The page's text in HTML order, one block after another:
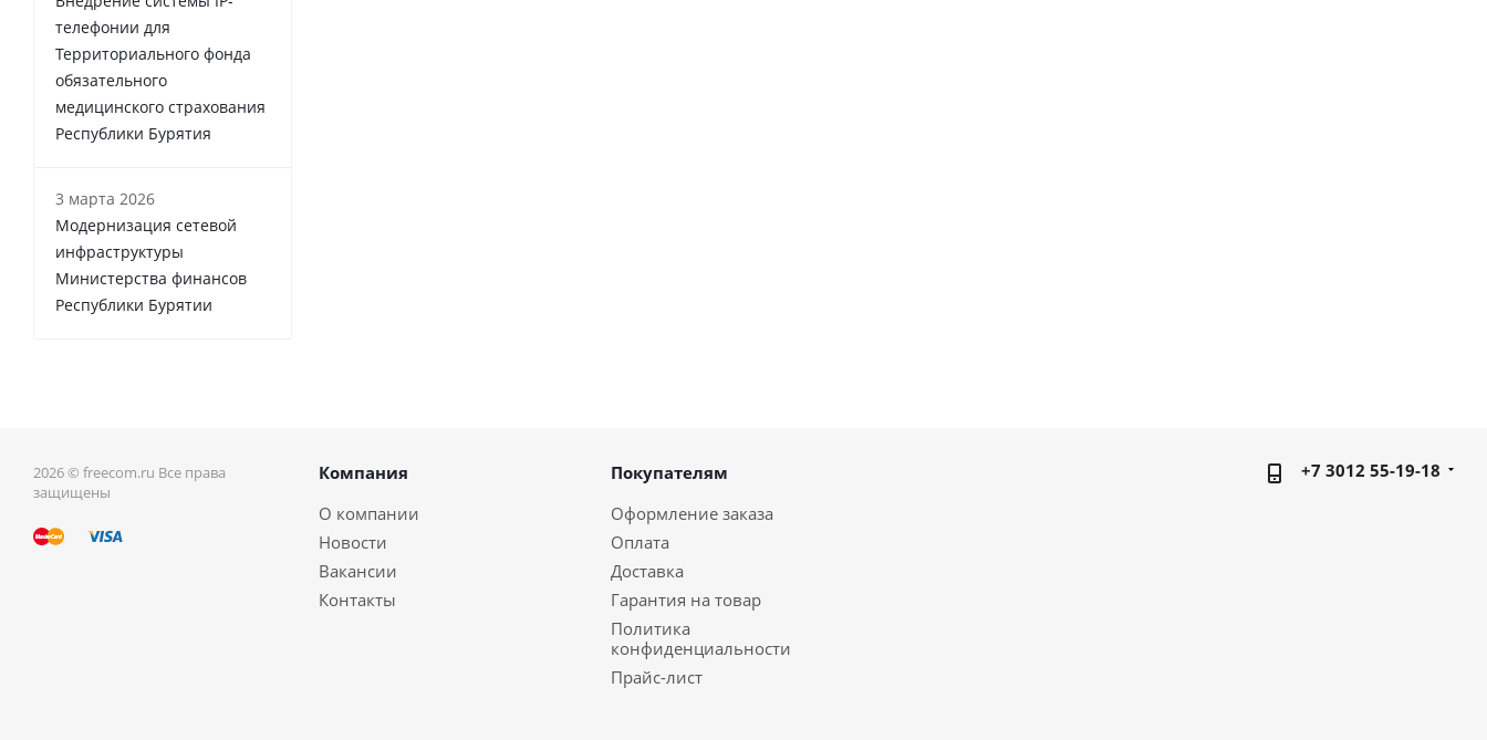
телефонии для
Территориального фонда
обязательного
медицинского страхования
Республики Бурятия
3 марта 2026
Модернизация сетевой
инфраструктуры
Министерства финансов
Республики Бурятии
2026 © freecom.ru Все права
защищены
Компания
О компании
Новости
Вакансии
Контакты
Покупателям
Оформление заказа
Оплата
Доставка
Гарантия на товар
Политика
конфиденциальности
Прайс-лист
+7 3012 55-19-18